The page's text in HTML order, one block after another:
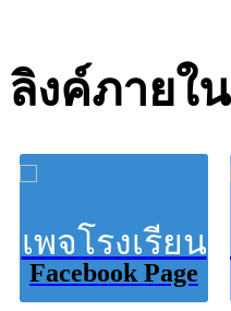
ลิงค์ภายใน
เพจโรงเรียน
Facebook Page